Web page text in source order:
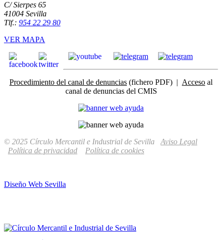
C/ Sierpes 65
41004 Sevilla
Tlf.: 954 22 29 80
VER MAPA
Procedimiento del canal de denuncias (fichero PDF) | Acceso al
canal de denuncias del CMIS
© 2025 Círculo Mercantil e Industrial de Sevilla Aviso Legal
Política de privacidad
Política de cookies
Diseño Web Sevilla